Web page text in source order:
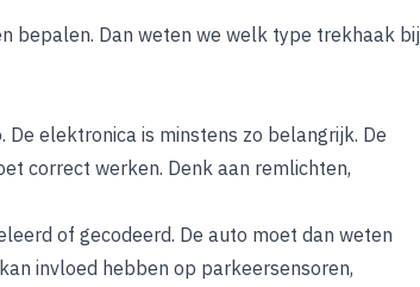
bepalen. Dan weten we welk type trekhaak bij
elektronica is minstens zo belangrijk. De
correct werken. Denk aan remlichten,
of gecodeerd. De auto moet dan weten
invloed hebben op parkeersensoren,